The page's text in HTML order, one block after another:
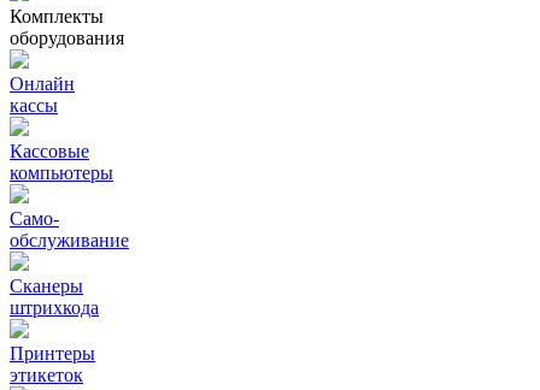
Комплекты
оборудования
Онлайн
кассы
Кассовые
компьютеры
Само-
обслуживание
Сканеры
штрихкода
Принтеры
этикеток